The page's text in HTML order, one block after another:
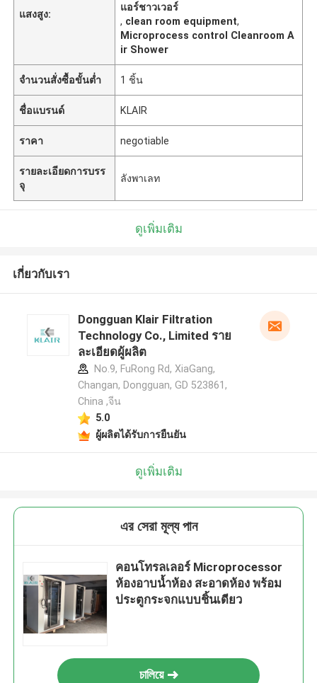
แสงสูง:
แอร์ชาวเวอร์
, clean room equipment,
Microprocess control Cleanroom A
ir Shower
จำนวนสั่งซื้อขั้นต่ำ 1 ชิ้น
ชื่อแบรนด์ KLAIR
ราคา negotiable
รายละเอียดการบรร
จุ
ลังพาเลท
ดูเพิ่มเติม
เกี่ยวกับเรา
Dongguan Klair Filtration
Technology Co., Limited ราย
ละเอียดผู้ผลิต
No.9, FuRong Rd, XiaGang,
Changan, Dongguan, GD 523861,
China ,จีน
5.0
ผู้ผลิตได้รับการยืนยัน
ดูเพิ่มเติม
এর সেরা মূল্য পান
คอนโทรลเลอร์ Microprocessor
ห้องอาบน้ำห้อง สะอาดห้อง พร้อม
ประตูกระจกแบบชิ้นเดียว
চালিয়ে